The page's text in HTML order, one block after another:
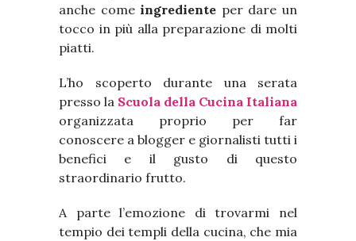
anche comeingrediente per dare un
tocco in più alla preparazione di molti
piatti.
L’ho scoperto durante una serata
presso la Scuola della Cucina Italiana
organizzata proprio per far
conoscere a blogger e giornalisti tutti i
benefici e il gusto di questo
straordinario frutto.
A parte l’emozione di trovarmi nel
tempio dei templi della cucina, che mia